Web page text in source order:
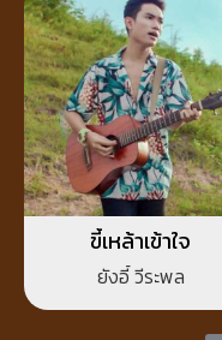
ขี้เหล้าเข้าใจ
ยังอี้ วีระพล